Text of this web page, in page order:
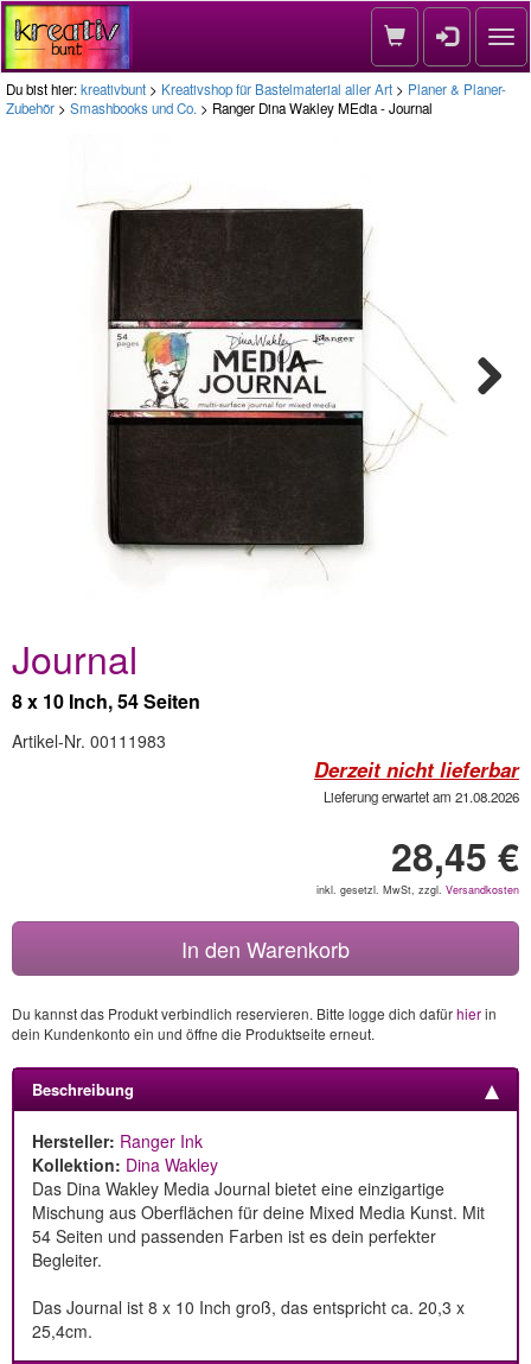
Du bist hier:kreativbunt > Kreativshop für Bastelmaterial aller Art > Planer & Planer-
Zubehör > Smashbooks und Co. > Ranger Dina Wakley MEdia - Journal
Journal
8 x 10 Inch, 54 Seiten
Artikel-Nr. 00111983
Derzeit nicht lieferbar
Lieferung erwartet am 21.08.2026
28,45 €
inkl. gesetzl. MwSt, zzgl. Versandkosten
In den Warenkorb
Du kannst das Produkt verbindlich reservieren. Bitte logge dich dafürhierin
dein Kundenkonto ein und öffne die Produktseite erneut.
Beschreibung
Hersteller: Ranger Ink
Kollektion: Dina Wakley
Das Dina Wakley Media Journal bietet eine einzigartige
Mischung aus Oberflächen für deine Mixed Media Kunst. Mit
54 Seiten und passenden Farben ist es dein perfekter
Begleiter.
Das Journal ist 8 x 10 Inch groß, das entspricht ca. 20,3 x
25,4cm.